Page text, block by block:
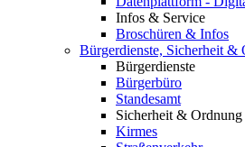
Infos & Service
Broschüren & Infos
Bürgerdienste, Sicherheit &
Bürgerdienste
Bürgerbüro
Standesamt
Sicherheit & Ordnung
Kirmes